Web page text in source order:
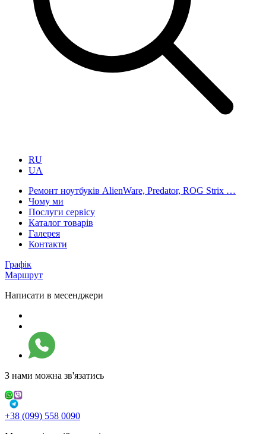
RU
UA
Ремонт ноутбуків AlienWare, Predator, ROG Strix …
Чому ми
Послуги сервісу
Каталог товарів
Галерея
Контакти
Графік
Маршрут
Написати в месенджери
З нами можна зв'язатись
+38 (099) 558 0090